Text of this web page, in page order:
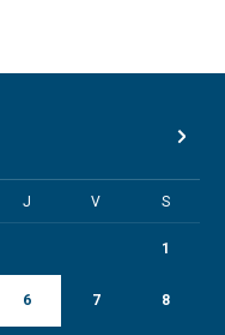
J V S
1
6 7 8